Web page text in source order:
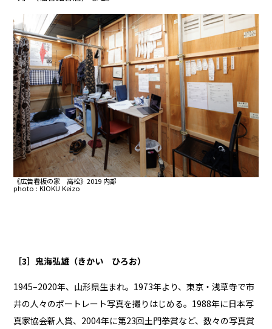
《広告看板の家 高松》2019 内部
photo : KIOKU Keizo
［3］鬼海弘雄（きかい ひろお）
1945–2020年、山形県生まれ。1973年より、東京・浅草寺で市
井の人々のポートレート写真を撮りはじめる。1988年に日本写
真家協会新人賞、2004年に第23回土門拳賞など、数々の写真賞